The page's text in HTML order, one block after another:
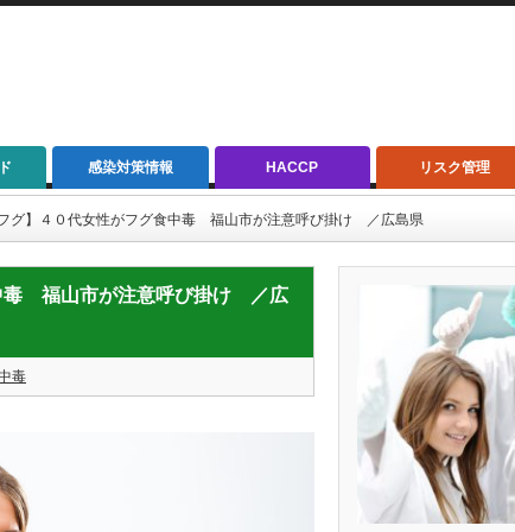
感染対策情報 HACCP リスク管理
グ】４０代女性がフグ食中毒 福山市が注意呼び掛け ／広島県
毒 福山市が注意呼び掛け ／広
毒